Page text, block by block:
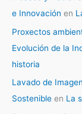
e Innovación en
Proxectos
Evolución de la
historia
Lavado de
Sostenible en La